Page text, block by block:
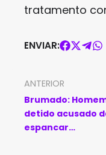
tratamento
ENVIAR:
ANTERIOR
Brumado:
detido acusado
espancar